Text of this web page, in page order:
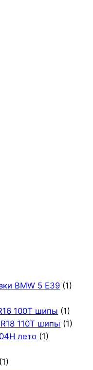
BMW 5 E39 (1)
100T шипы (1)
110T шипы (1)
лето (1)
(1)